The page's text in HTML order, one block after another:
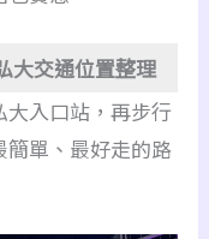
大交通位置整理
入口站，再步行
單、最好走的路